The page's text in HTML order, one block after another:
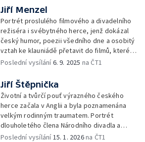
Jiří Menzel
Portrét proslulého filmového a divadelního
režiséra i svébytného herce, jenž dokázal
český humor, poezii všedního dne a osobitý
vztah ke klauniádě přetavit do filmů, které
obdivovali diváci po celém světě.
Poslední vysílání6. 9. 2025 na ČT1
Jiří Štěpnička
Životní a tvůrčí pouť výrazného českého
herce začala v Anglii a byla poznamenána
velkým rodinným traumatem. Portrét
dlouholetého člena Národního divadla a
předního představitele naší dabérské školy.
Poslední vysílání15. 1. 2026na ČT1